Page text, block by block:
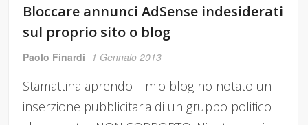
Bloccare annunci AdSense indesiderati
sul proprio sito o blog
Paolo Finardi 1 Gennaio 2013
Stamattina aprendo il mio blog ho notato un
inserzione pubblicitaria di un gruppo politico